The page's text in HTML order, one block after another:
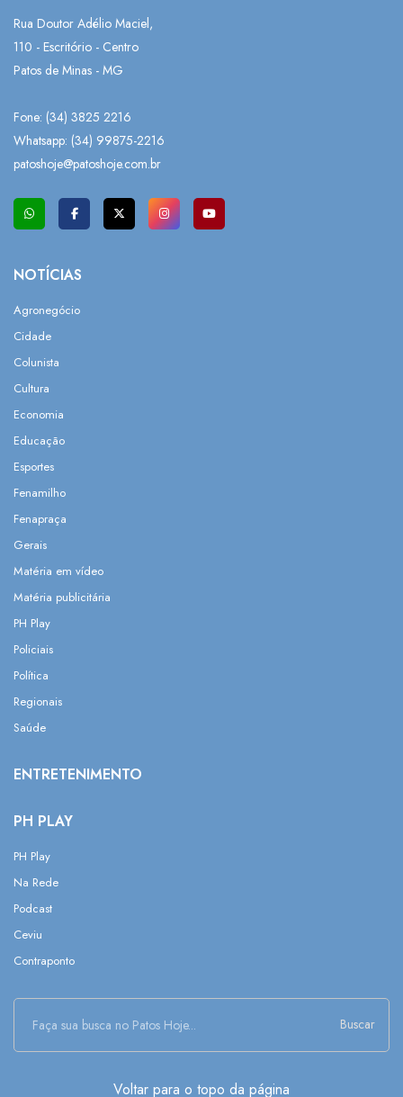
Rua Doutor Adélio Maciel,
110 - Escritório - Centro
Patos de Minas - MG
Fone: (34) 3825 2216
Whatsapp: (34) 99875-2216
patoshoje@patoshoje.com.br
NOTÍCIAS
Agronegócio
Cidade
Colunista
Cultura
Economia
Educação
Esportes
Fenamilho
Fenapraça
Gerais
Matéria em vídeo
Matéria publicitária
PH Play
Policiais
Política
Regionais
Saúde
ENTRETENIMENTO
PH PLAY
PH Play
Na Rede
Podcast
Ceviu
Contraponto
Buscar
Voltar para o topo da página